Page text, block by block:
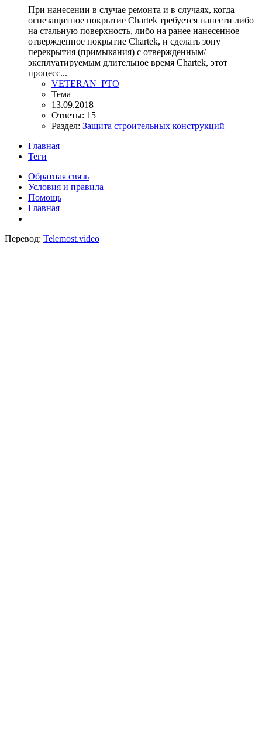
При нанесении в случае ремонта и в случаях, когда
огнезащитное покрытие Chartek требуется нанести либо
на стальную поверхность, либо на ранее нанесенное
отвержденное покрытие Chartek, и сделать зону
перекрытия (примыкания) с отвержденным/
эксплуатируемым длительное время Chartek, этот
процесс...
VETERAN_PTO
Тема
13.09.2018
Ответы: 15
Раздел: Защита строительных конструкций
Главная
Теги
Обратная связь
Условия и правила
Помощь
Главная
Перевод: Telemost.video